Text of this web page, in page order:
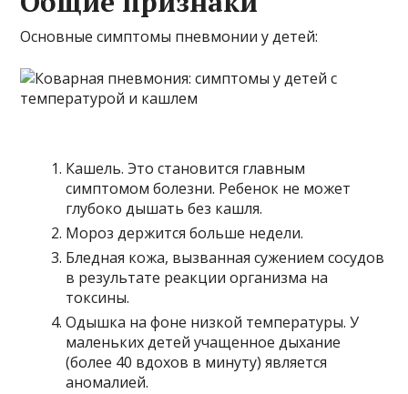
Основные симптомы пневмонии у детей:
Кашель. Это становится главным
симптомом болезни. Ребенок не может
глубоко дышать без кашля.
Мороз держится больше недели.
Бледная кожа, вызванная сужением сосудов
в результате реакции организма на
токсины.
Одышка на фоне низкой температуры. У
маленьких детей учащенное дыхание
(более 40 вдохов в минуту) является
аномалией.